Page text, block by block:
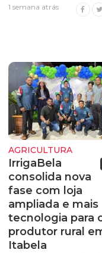
1 semana atrás
AGRICULTURA
IrrigaBela
consolida nova
fase com loja
ampliada e mais
tecnologia para
produtor rural
Itabela